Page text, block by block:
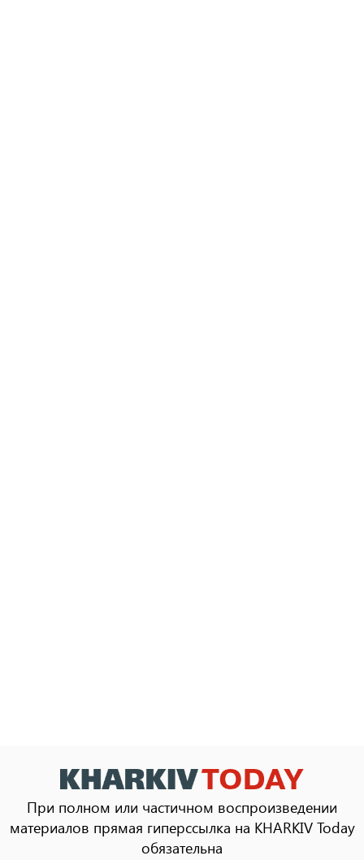
При полном или частичном воспроизведении
материалов прямая гиперссылка на KHARKIV Today
обязательна